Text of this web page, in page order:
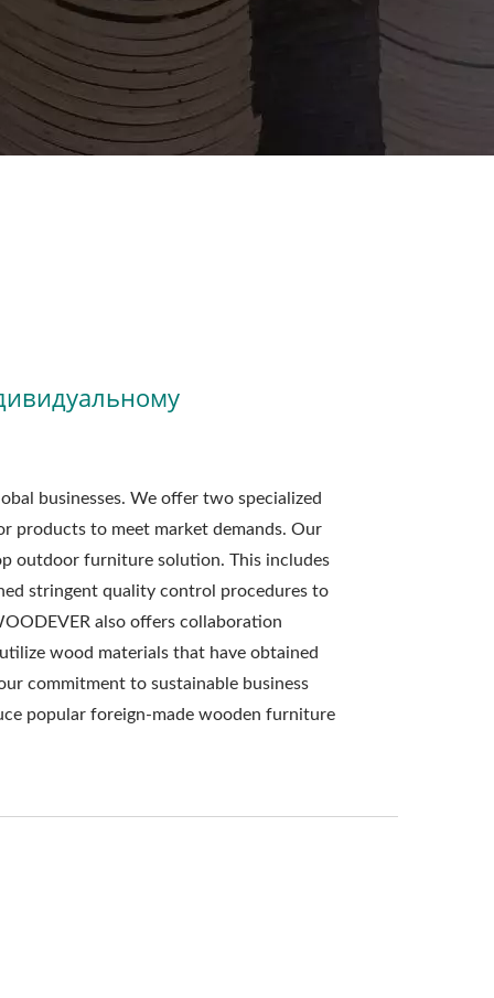
businesses. We offer two specialized
products to meet market demands. Our
outdoor furniture solution. This includes
stringent quality control procedures to
also offers collaboration
wood materials that have obtained
commitment to sustainable business
popular foreign-made wooden furniture